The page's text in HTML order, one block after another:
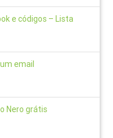
e códigos – Lista
email
Nero grátis